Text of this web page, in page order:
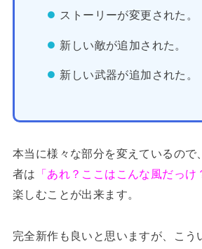
ストーリーが変更された。
新しい敵が追加された。
新しい武器が追加された。
本当に様々な部分を変えているので
者は 「あれ？ここはこんな風だっけ
楽しむことが出来ます。
完全新作も良いと思いますが、こう